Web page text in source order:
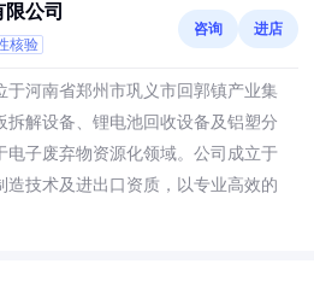
公司
核验
咨询 进店
于河南省郑州市巩义市回郭镇产业集
拆解设备、锂电池回收设备及铝塑分
电子废弃物资源化领域。公司成立于
造技术及进出口资质，以专业高效的